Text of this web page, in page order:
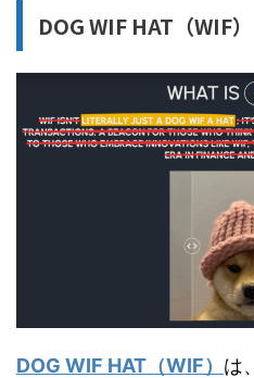
DOG WIF HAT（WIF）
DOG WIF HAT（WIF） は